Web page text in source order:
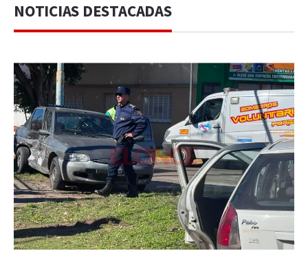
NOTICIAS DESTACADAS